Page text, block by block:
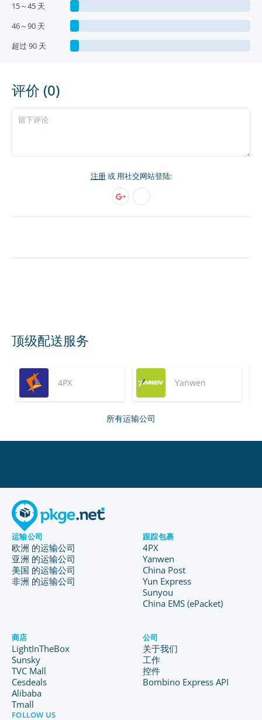
15～45 天
46～90 天
超过 90 天
评价 (0)
注册或 用社交网站登陆:
顶级配送服务
4PX Yanwen
所有运输公司
运输公司
欧洲 的运输公司
亚洲 的运输公司
美国 的运输公司
非洲 的运输公司
跟踪包裹
4PX
Yanwen
China Post
Yun Express
Sunyou
China EMS (ePacket)
商店
LightInTheBox
Sunsky
TVC Mall
Cesdeals
Alibaba
Tmall
公司
关于我们
工作
控件
Bombino Express API
FOLLOW US